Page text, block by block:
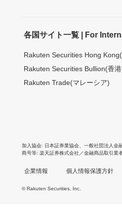
各国サイト一覧 | For
Rakuten Securities Hong
Rakuten Securities Bullion(香
Rakuten Trade(マレーシア)
加入協会 日本証券業協会 一般社団法人金
商号等 楽天証券株式会社／金融商品取引業
企業情報 個人情報保護方針
© Rakuten Securities, Inc.